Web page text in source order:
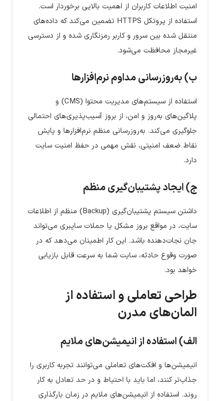
امنیت اطلاعات کاربران از اهمیت بالایی برخوردار است.
استفاده از پروتکل HTTPS تضمین می‌کند که داده‌های
منتقل شده بین سرور و کاربر رمزنگاری شده و از دسترسی
غیرمجاز محافظت می‌شود.
ب) به‌روزرسانی مداوم نرم‌افزارها
استفاده از سیستم‌های مدیریت محتوا (CMS) و
پلاگین‌های به‌روز و امن، از بروز آسیب‌پذیری‌های احتمالی
جلوگیری می‌کند. به‌روزرسانی منظم نرم‌افزارها و پایش
نقاط ضعف امنیتی، نقش مهمی در حفظ امنیت سایت
دارد.
ج) ایجاد پشتیبان‌گیری منظم
داشتن سیستم پشتیبان‌گیری (Backup) منظم از اطلاعات
سایت، در مواقع بروز مشکل یا حملات سایبری می‌تواند
جان نجات‌دهنده باشد. این کار اطمینان می‌دهد که در
صورت وقوع حادثه، سایت شما به سرعت قابل بازیابی
خواهد بود.
طراحی تعاملی و استفاده از
المان‌های مدرن
الف) استفاده از انیمیشن‌های ملایم
انیمیشن‌ها و افکت‌های تعاملی می‌توانند تجربه کاربری را
جذاب‌تر کنند، اما باید با احتیاط و در حد تعادل به کار
روند. استفاده از انیمیشن‌های ملایم در زمان بارگذاری